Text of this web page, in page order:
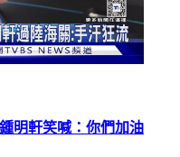
明軒笑喊：你們加油